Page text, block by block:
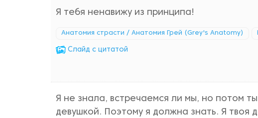
Я тебя ненавижу из принципа!
Анатомия страсти / Анатомия Грей (Grey's Anatomy)
Cлайд с цитатой
Я не знала, встречаемся ли мы, но потом
девушкой. Поэтому я должна знать. Я твоя